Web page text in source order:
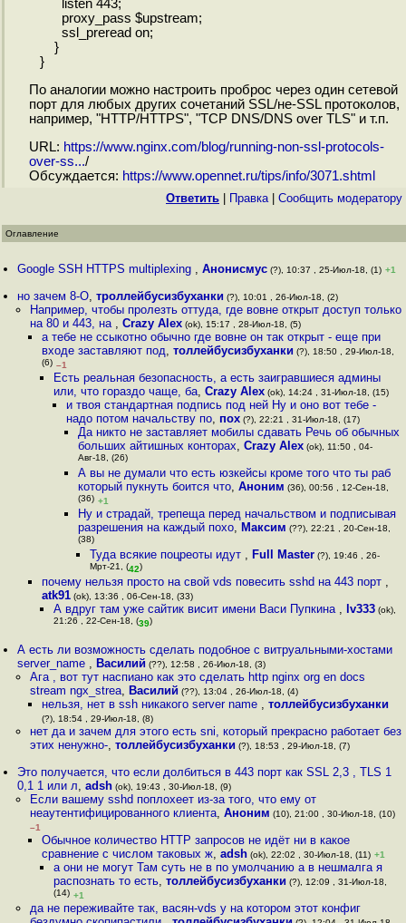
listen 443;
proxy_pass $upstream;
ssl_preread on;
}
}
По аналогии можно настроить проброс через один сетевой
порт для любых других сочетаний SSL/не-SSL протоколов,
например, "HTTP/HTTPS", "TCP DNS/DNS over TLS" и т.п.
URL: https://www.nginx.com/blog/running-non-ssl-protocols-
over-ss.../
Обсуждается: https://www.opennet.ru/tips/info/3071.shtml
Ответить Правка| Cообщить модератору
Оглавление
Google SSH HTTPS multiplexing ,Анонисмус (?), 10:37 , 25-Июл-18, (1) +1
но зачем 8-O,троллейбусизбуханки (?), 10:01 , 26-Июл-18, (2)
Например, чтобы пролезть оттуда, где вовне открыт доступ только
на 80 и 443, на , Crazy Alex(ok), 15:17 , 28-Июл-18, (5)
а тебе не ссыкотно обычно где вовне он так открыт - еще при
входе заставляют под, толлейбусизбуханки (?), 18:50 , 29-Июл-18,
(6) –1
Есть реальная безопасность, а есть заигравшиеся админы
или, что гораздо чаще, ба,Crazy Alex (ok), 14:24 , 31-Июл-18, (15)
и твоя стандартная подпись под ней Ну и оно вот тебе -
надо потом начальству по, пох(?), 22:21 , 31-Июл-18, (17)
Да никто не заставляет мобилы сдавать Речь об обычных
больших айтишных конторах, Crazy Alex(ok), 11:50 , 04-
Авг-18, (26)
А вы не думали что есть юзкейсы кроме того что ты раб
который пyкнуть боится что, Аноним (36), 00:56 , 12-Сен-18,
(36) +1
Ну и страдай, трепеща перед начальством и подписывая
разрешения на каждый похо, Максим (??), 22:21 , 20-Сен-18,
(38)
Туда всякие поцреоты идут , Full Master (?), 19:46 , 26-
Мрт-21, (42)
почему нельзя просто на свой vds повесить sshd на 443 порт ,
atk91(ok), 13:36 , 06-Сен-18, (33)
А вдруг там уже сайтик висит имени Васи Пупкина , lv333 (ok),
21:26 , 22-Сен-18, (39)
А есть ли возможность сделать подобное с витруальными-хостами
server_name , Василий (??), 12:58 , 26-Июл-18, (3)
Ага , вот тут наспиано как это сделать http nginx org en docs
stream ngx_strea, Василий (??), 13:04 , 26-Июл-18, (4)
нельзя, нет в ssh никакого server name , толлейбусизбуханки
(?), 18:54 , 29-Июл-18, (8)
нет да и зачем для этого есть sni, который прекрасно работает без
этих ненужно-, толлейбусизбуханки (?), 18:53 , 29-Июл-18, (7)
Это получается, что если долбиться в 443 порт как SSL 2,3 , TLS 1
0,1 1 или л,adsh (ok), 19:43 , 30-Июл-18, (9)
Если вашему sshd поплохеет из-за того, что ему от
неаутентифицированного клиента, Аноним (10), 21:00 , 30-Июл-18, (10)
–1
Обычное количество HTTP запросов не идёт ни в какое
сравнение с числом таковых ж, adsh(ok), 22:02 , 30-Июл-18, (11) +1
а они не могут Там суть не в по умолчанию а в нешмалга я
распознать то есть,толлейбусизбуханки (?), 12:09 , 31-Июл-18,
(14) +1
да не переживайте так, васян-vds у на котором этот конфиг